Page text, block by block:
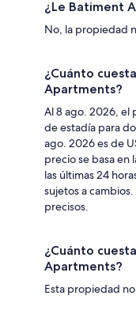
¿Le Batiment
No, la propiedad
¿Cuánto
Apartments?
Al 8 ago. 2026, el
de estadía para
ago. 2026 es de
precio se basa en
las últimas 24
sujetos a cambios.
precisos.
¿Cuánto
Apartments?
Esta propiedad